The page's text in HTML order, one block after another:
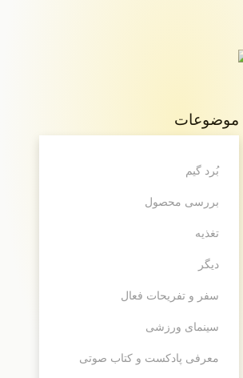
موضوعات
بُرد گیم
بررسی محصول
تغذیه
دیگر
سفر و تفریحات فعال
سینمای ورزشی
معرفی پادکست و کتاب صوتی